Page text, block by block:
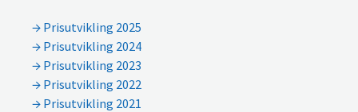
Prisutvikling 2025
Prisutvikling 2024
Prisutvikling 2023
Prisutvikling 2022
Prisutvikling 2021